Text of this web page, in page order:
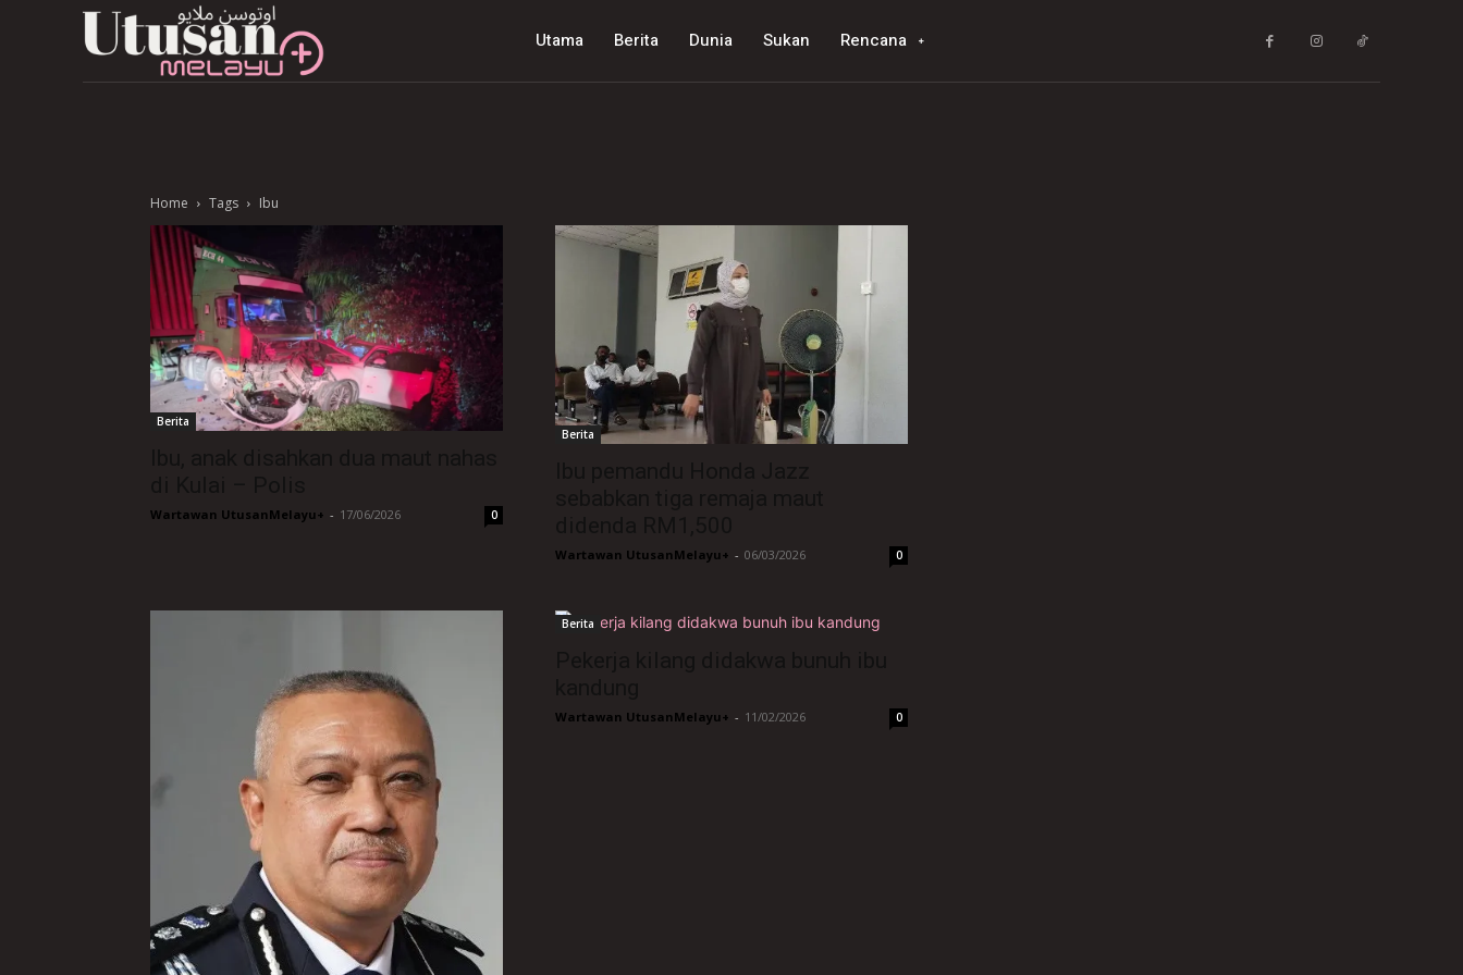
Utama Berita Dunia Sukan Rencana
Home Tags Ibu
Berita
Wartawan UtusanMelayu+ - 17/06/2026 0
Berita
Wartawan UtusanMelayu+ - 06/03/2026 0
Berita
Wartawan UtusanMelayu+ - 11/02/2026 0